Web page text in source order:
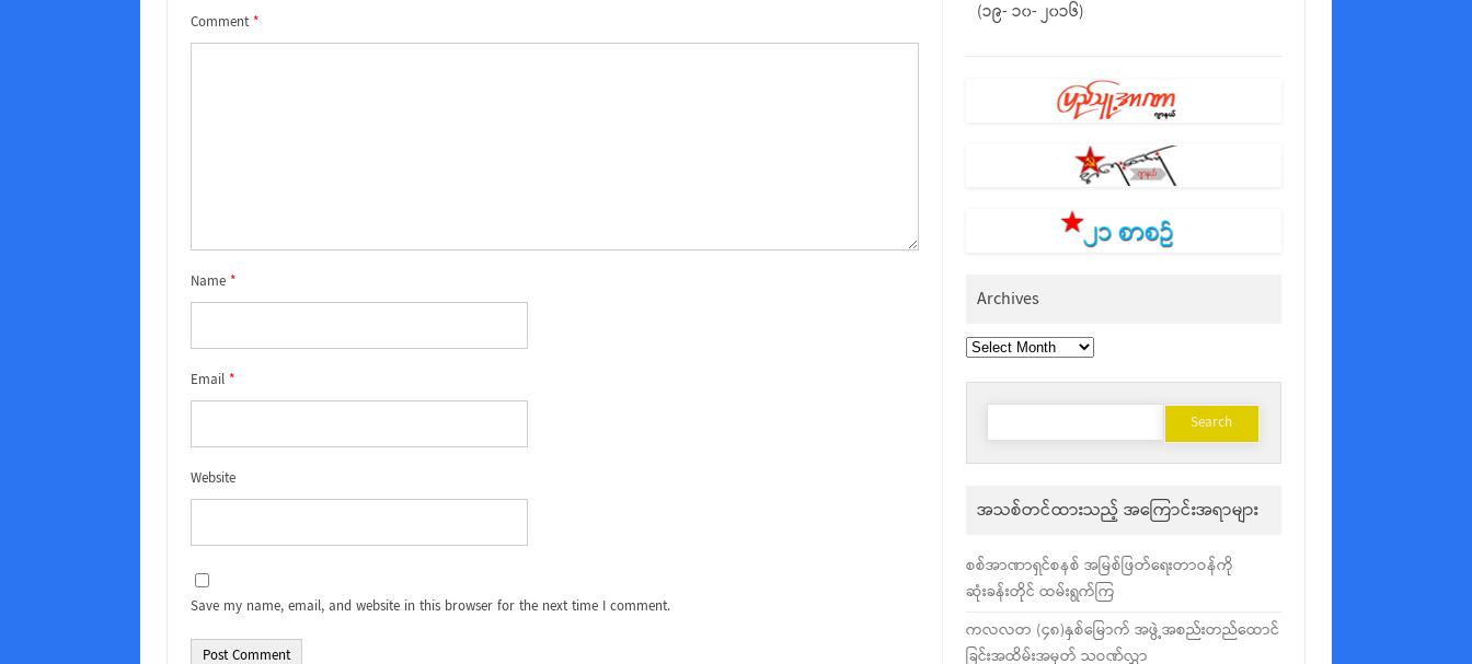
Comment*
Name*
Email*
Website
Save my name, email, and website in this browser for the next time I comment.
(၁၉- ၁၀- ၂၀၁၆)
Archives
Archives
Search
အသစ်တင်ထားသည့် အကြောင်းအရာများ
စစ်အာဏာရှင်စနစ် အမြစ်ဖြတ်ရေးတာဝန်ကို
ဆုံးခန်းတိုင် ထမ်းရွက်ကြ
ကလလတ (၄၈)နှစ်မြောက် အဖွဲ့အစည်းတည်ထောင်
ခြင်းအထိမ်းအမှတ် သဝဏ်လွှာ